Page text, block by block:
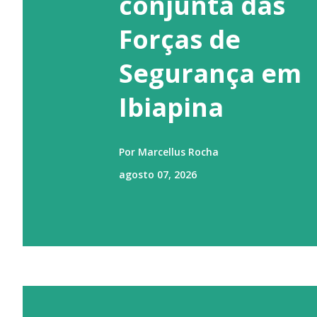
Forças de
Segurança em
Ibiapina
Por Marcellus Rocha
agosto 07, 2026